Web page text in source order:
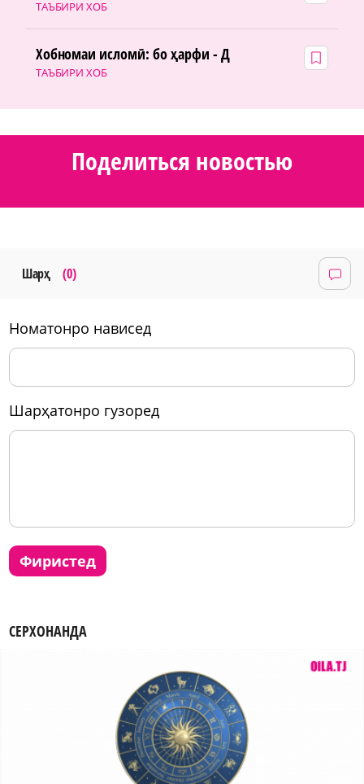
ТАЪБИРИ ХОБ
ТАЪБИРИ ХОБ
Хобномаи исломӣ: бо ҳарфи - Д
Поделиться новостью
Шарҳ (0)
номатонро нависед
шарҳатонро гузоред
фиристед
СЕРХОНАНДА